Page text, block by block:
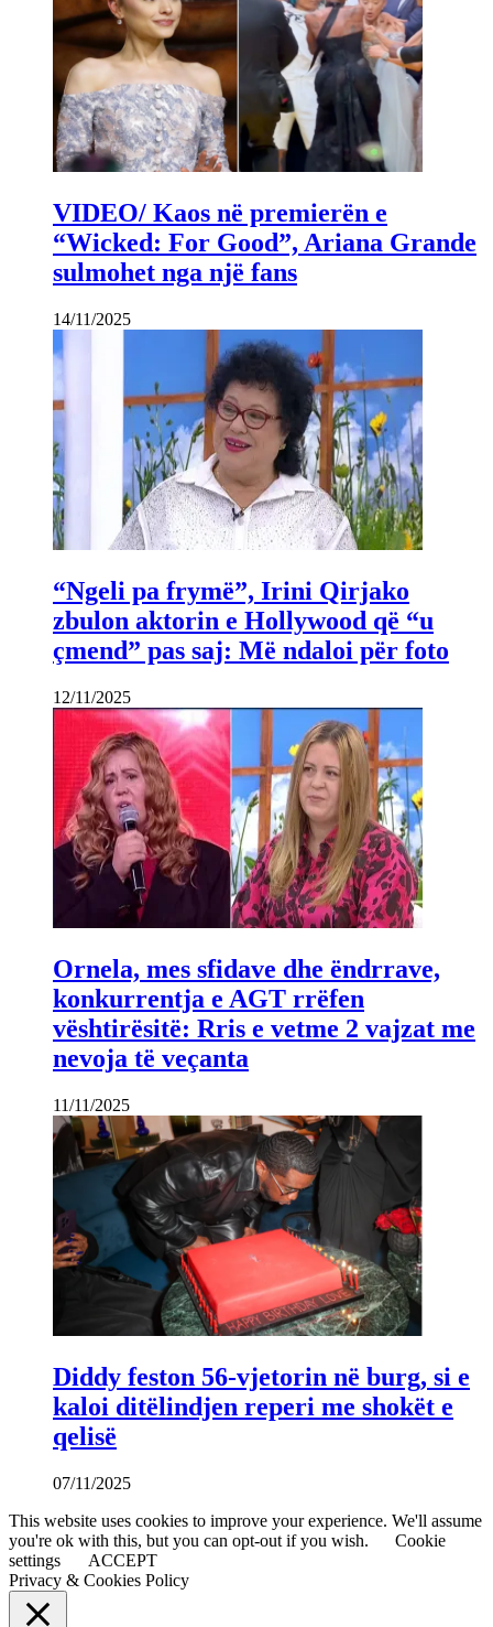
VIDEO/ Kaos në premierën e
“Wicked: For Good”, Ariana Grande
sulmohet nga një fans
14/11/2025
“Ngeli pa frymë”, Irini Qirjako
zbulon aktorin e Hollywood që “u
çmend” pas saj: Më ndaloi për foto
12/11/2025
Ornela, mes sfidave dhe ëndrrave,
konkurrentja e AGT rrëfen
vështirësitë: Rris e vetme 2 vajzat me
nevoja të veçanta
11/11/2025
Diddy feston 56-vjetorin në burg, si e
kaloi ditëlindjen reperi me shokët e
qelisë
07/11/2025
This website uses cookies to improve your experience. We'll assume
you're ok with this, but you can opt-out if you wish.
Cookie
settings
ACCEPT
Privacy & Cookies Policy